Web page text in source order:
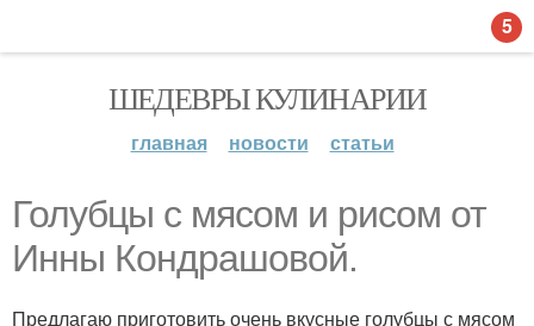
ШЕДЕВРЫ КУЛИНАРИИ
главная новости статьи
Голубцы с мясом и рисом от
Инны Кондрашовой.
Предлагаю приготовить очень вкусные голубцы с мясом
5